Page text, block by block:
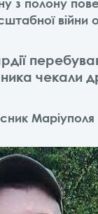
з полону
війни
чекали
Маріуполя